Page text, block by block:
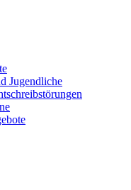
Jugendliche